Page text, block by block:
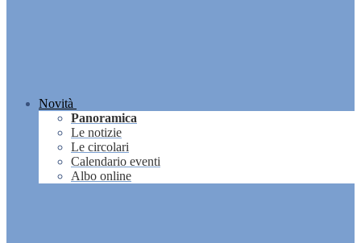
Novità
Panoramica
Le notizie
Le circolari
Calendario eventi
Albo online